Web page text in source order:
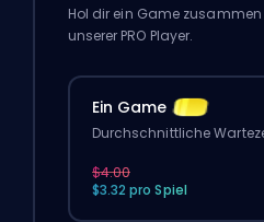
Hol dir ein Game
unserer PRO Player.
Ein Game
Durchschnittliche
$4.00
$3.32 pro Spiel